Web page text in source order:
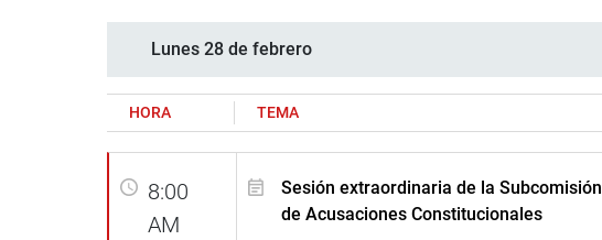
Lunes 28 de febrero
HORA TEMA
8:00
AM
Sesión extraordinaria de la Subcomisión
de Acusaciones Constitucionales